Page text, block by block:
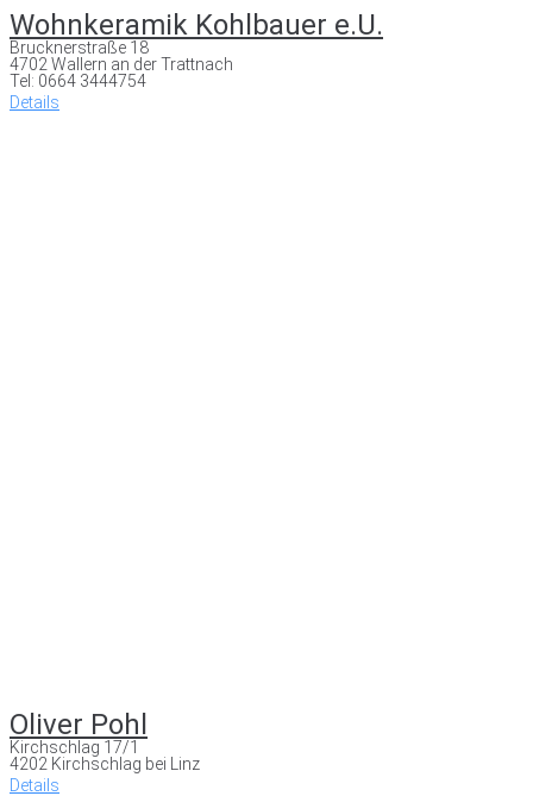
Wohnkeramik Kohlbauer e.U.
Brucknerstraße 18
4702 Wallern an der Trattnach
Tel: 0664 3444754
Details
Oliver Pohl
Kirchschlag 17/1
4202 Kirchschlag bei Linz
Details